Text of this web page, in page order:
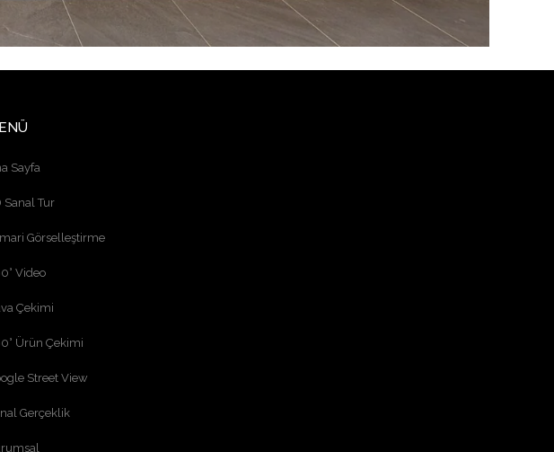
Sayfa
Sanal Tur
Görselleştirme
Video
Çekimi
Ürün Çekimi
Street View
Gerçeklik